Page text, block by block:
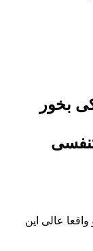
این